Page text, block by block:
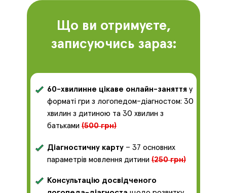
Що ви отримуєте,
записуючись зараз:
60-хвилинне цікаве онлайн-заняття у
форматі гри з логопедом-діагностом: 30
хвилин з дитиною та 30 хвилин з
батьками (500 грн)
Консультацію досвідченого
Діагностичну карту – 37 основних
параметрів мовлення дитини (250 грн)